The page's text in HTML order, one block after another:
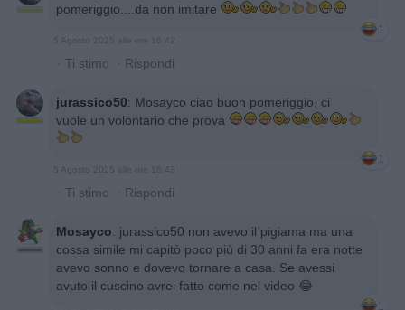
pomeriggio....da non imitare
1
5 Agosto 2025 alle ore 16:42
· Ti stimo · Rispondi
jurassico50: Mosayco ciao buon pomeriggio, ci
vuole un volontario che prova
1
5 Agosto 2025 alle ore 16:43
· Ti stimo · Rispondi
Mosayco: jurassico50 non avevo il pigiama ma una
cossa simile mi capitò poco più di 30 anni fa era notte
avevo sonno e dovevo tornare a casa. Se avessi
avuto il cuscino avrei fatto come nel video 😂
1